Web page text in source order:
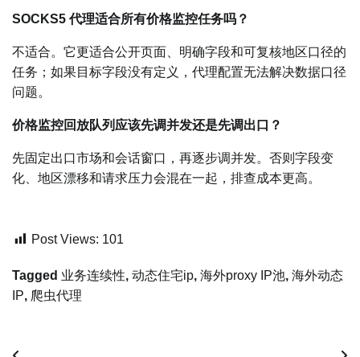
SOCKS5 代理适合所有价格监控任务吗？
不适合。它更适合公开页面、明确字段和可复核地区口径的
任务；如果目标字段没有定义，代理配置无法解决数据口径
问题。
价格监控回放队列应该先调并发还是先调出口？
先固定出口市场和会话窗口，再逐步调并发。否则字段变
化、地区漂移和请求压力会混在一起，排查成本更高。
Post Views: 101
Tagged 业务连续性, 动态住宅ip, 海外proxy IP池, 海外动态
IP, 爬虫代理